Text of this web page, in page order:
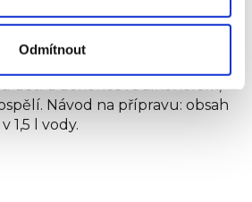
Odmítnout
BEZ UMĚLÝCH BARVIV A
originální a široce použitelná
dětí a dokonce i s alkoholem,
Návod na přípravu: obsah
1,5 l vody.